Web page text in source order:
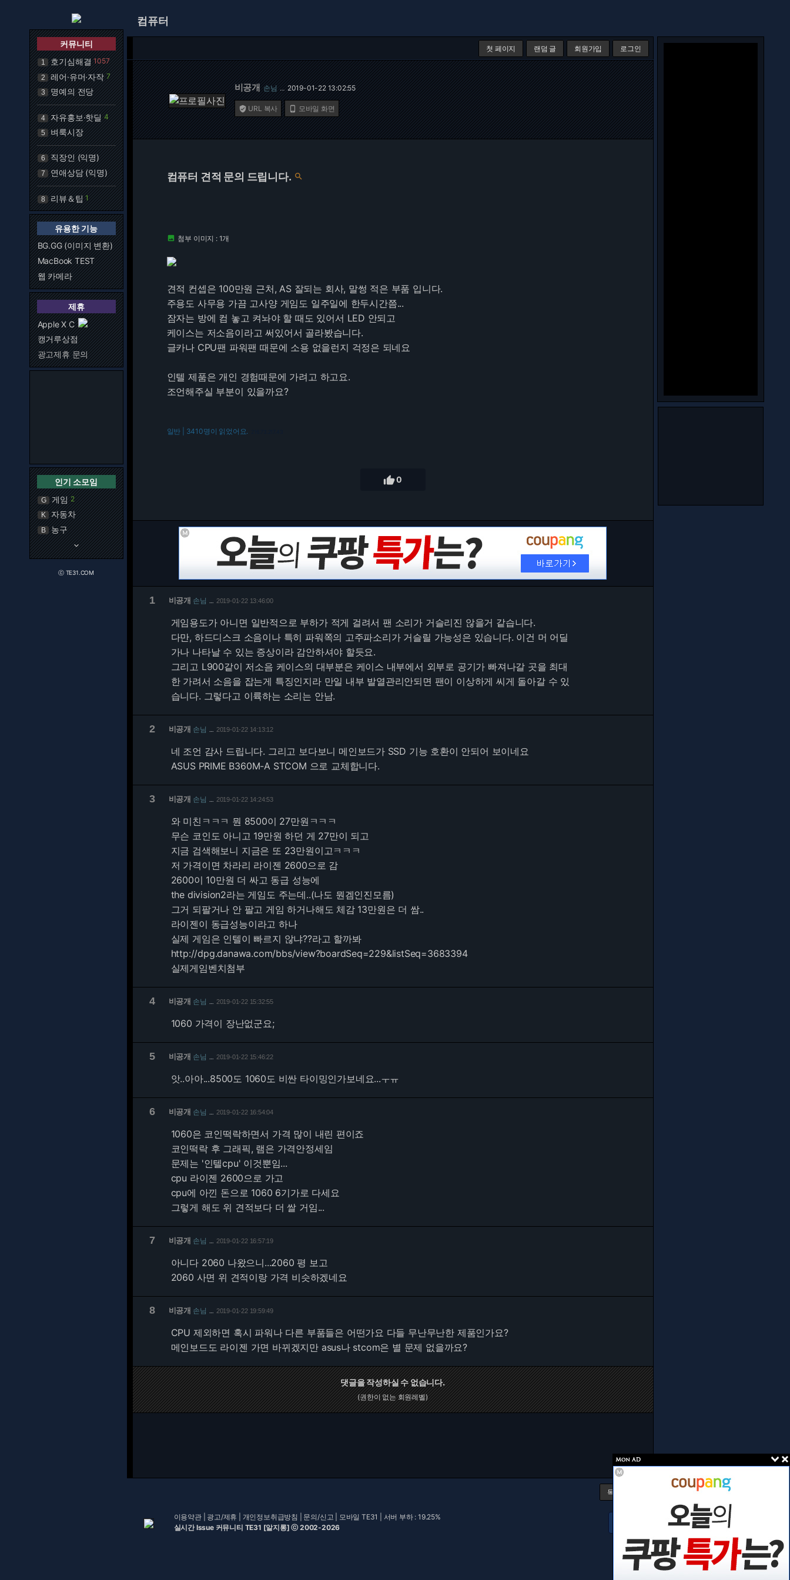
커뮤니티
1 호기심해결 1057
2 레어·유머·자작 7
3 명예의 전당
4 자유홍보·핫딜 4
5 벼룩시장
6 직장인 (익명)
7 연애상담 (익명)
8 리뷰＆팁 1
유용한 기능
BG.GG (이미지 변환)
MacBook TEST
웹 카메라
제휴
Apple X C
캥거루상점
광고제휴 문의
인기 소모임
G 게임 2
K 자동차
B 농구
keyboard_arrow_down
ⓒ TE31.COM
컴퓨터
첫 페이지 랜덤 글 회원가입 로그인
비공개 손님 … 2019-01-22 13:02:55
 URL 복사  모바일 화면
컴퓨터 견적 문의 드립니다. 
 첨부 이미지 : 1개
견적 컨셉은 100만원 근처, AS 잘되는 회사, 말썽 적은 부품 입니다.
주용도 사무용 가끔 고사양 게임도 일주일에 한두시간쯤...
잠자는 방에 컴 놓고 켜놔야 할 때도 있어서 LED 안되고
케이스는 저소음이라고 써있어서 골라봤습니다.
글카나 CPU팬 파워팬 때문에 소용 없을런지 걱정은 되네요
인텔 제품은 개인 경험때문에 가려고 하고요.
조언해주실 부분이 있을까요?
일반 | 3410명이 읽었어요.
0
1 비공개 손님 2019-01-22 13:46:00
게임용도가 아니면 일반적으로 부하가 적게 걸려서 팬 소리가 거슬리진 않을거 같습니다.
다만, 하드디스크 소음이나 특히 파워쪽의 고주파소리가 거슬릴 가능성은 있습니다. 이건 머 어딜
가나 나타날 수 있는 증상이라 감안하셔야 할듯요.
그리고 L900같이 저소음 케이스의 대부분은 케이스 내부에서 외부로 공기가 빠져나갈 곳을 최대
한 가려서 소음을 잡는게 특징인지라 만일 내부 발열관리안되면 팬이 이상하게 씨게 돌아갈 수 있
습니다. 그렇다고 이륙하는 소리는 안남.
2 비공개 손님 2019-01-22 14:13:12
네 조언 감사 드립니다. 그리고 보다보니 메인보드가 SSD 기능 호환이 안되어 보이네요
ASUS PRIME B360M-A STCOM 으로 교체합니다.
3 비공개 손님 2019-01-22 14:24:53
와 미친ㅋㅋㅋ 뭔 8500이 27만원ㅋㅋㅋ
무슨 코인도 아니고 19만원 하던 게 27만이 되고
지금 검색해보니 지금은 또 23만원이고ㅋㅋㅋ
저 가격이면 차라리 라이젠 2600으로 감
2600이 10만원 더 싸고 동급 성능에
the division2라는 게임도 주는데..(나도 뭔겜인진모름)
그거 되팔거나 안 팔고 게임 하거나해도 체감 13만원은 더 쌈..
라이젠이 동급성능이라고 하나
실제 게임은 인텔이 빠르지 않냐??라고 할까봐
http://dpg.danawa.com/bbs/view?boardSeq=229&listSeq=3683394
실제게임벤치첨부
4 비공개 손님 2019-01-22 15:32:55
1060 가격이 장난없군요;
5 비공개 손님 2019-01-22 15:46:22
앗..아아...8500도 1060도 비싼 타이밍인가보네요...ㅜㅠ
6 비공개 손님 2019-01-22 16:54:04
1060은 코인떡락하면서 가격 많이 내린 편이죠
코인떡락 후 그래픽, 램은 가격안정세임
문제는 '인텔cpu' 이것뿐임...
cpu 라이젠 2600으로 가고
cpu에 아낀 돈으로 1060 6기가로 다세요
그렇게 해도 위 견적보다 더 쌀 거임...
7 비공개 손님 2019-01-22 16:57:19
아니다 2060 나왔으니...2060 평 보고
2060 사면 위 견적이랑 가격 비슷하겠네요
8 비공개 손님 2019-01-22 19:59:49
CPU 제외하면 혹시 파워나 다른 부품들은 어떤가요 다들 무난무난한 제품인가요?
메인보드도 라이젠 가면 바뀌겠지만 asus나 stcom은 별 문제 없을까요?
댓글을 작성하실 수 없습니다.
(권한이 없는 회원레벨)
목록으로
이용약관| 광고/제휴 개인정보취급방침 문의/신고 모바일 TE31
| 서버 부하 : 19.25%
실시간 Issue 커뮤니티 TE31 [알지롱] ⓒ 2002-2026